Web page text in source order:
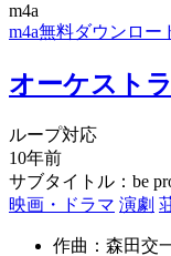
m4a
m4a無料ダウンロー
オーケスト
ループ対応
10年前
サブタイトル：be
映画・ドラマ 演劇
作曲：森田交